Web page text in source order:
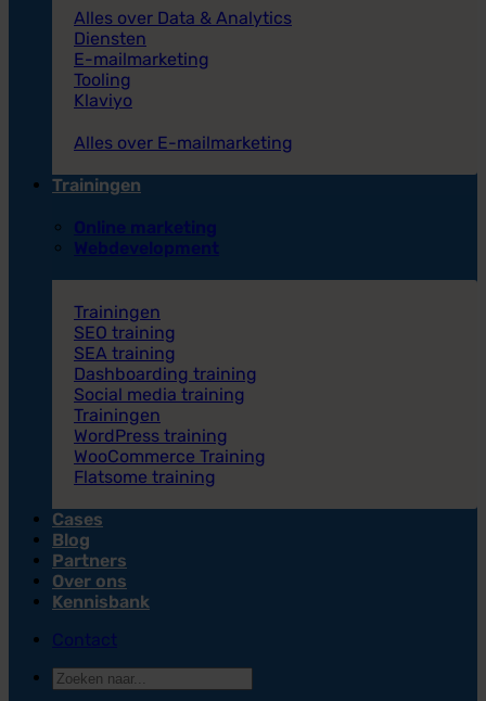
Alles over Data & Analytics
Diensten
E-mailmarketing
Tooling
Klaviyo
Alles over E-mailmarketing
Trainingen
Online marketing
Webdevelopment
Trainingen
SEO training
SEA training
Dashboarding training
Social media training
Trainingen
WordPress training
WooCommerce Training
Flatsome training
Cases
Blog
Partners
Over ons
Kennisbank
Contact
Zoeken